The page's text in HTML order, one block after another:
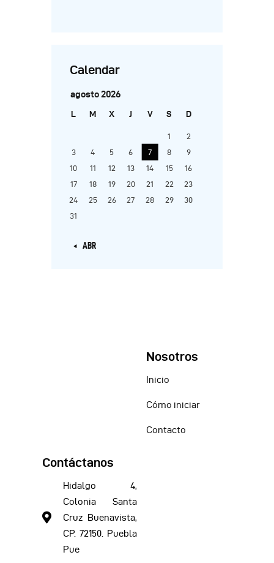
Calendar
agosto 2026
L M X J V S D
1
2
3
4 5 6 7 8
9
10
11 12 13 14 15
16
17
18 19 20 21 22
23
24
25 26 27 28 29
30
31
« ABR
Nosotros
Inicio
Cómo iniciar
Contacto
Contáctanos
Hidalgo 4,
Colonia Santa
Cruz Buenavista,
CP. 72150. Puebla
Pue